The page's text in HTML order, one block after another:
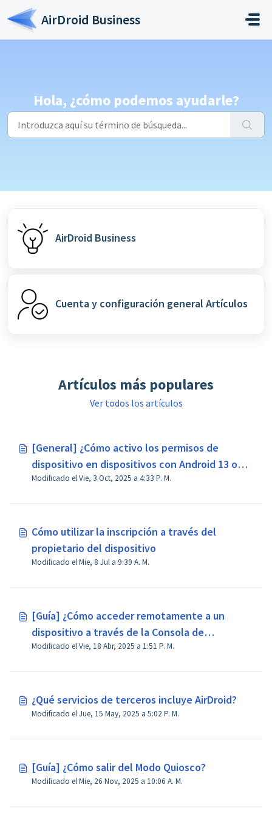
Saltar al contenido principal
AirDroid Business
Hola, ¿cómo podemos ayudarle?
AirDroid Business
Cuenta y configuración general Artículos
Artículos más populares
Ver todos los artículos
[General] ¿Cómo activo los permisos de
dispositivo en dispositivos con Android 13 o
superior?
Modificado el Vie, 3 Oct, 2025 a 4:33 P. M.
Cómo utilizar la inscripción a través del
propietario del dispositivo
Modificado el Mie, 8 Jul a 9:39 A. M.
[Guía] ¿Cómo acceder remotamente a un
dispositivo a través de la Consola de
Administración en AirDroid Business?
Modificado el Vie, 18 Abr, 2025 a 1:51 P. M.
¿Qué servicios de terceros incluye AirDroid?
Modificado el Jue, 15 May, 2025 a 5:02 P. M.
[Guía] ¿Cómo salir del Modo Quiosco?
Modificado el Mie, 26 Nov, 2025 a 10:06 A. M.